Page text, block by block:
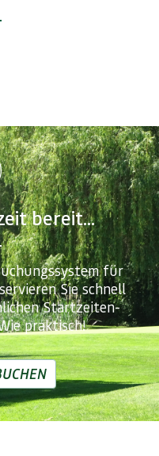
bereit...
für
Sie schnell
Startzeiten-
praktisch!